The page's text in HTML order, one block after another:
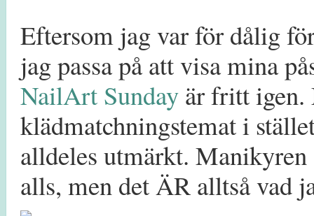
Eftersom jag var för dålig
jag passa på att visa mina
NailArt Sunday är fritt igen.
klädmatchningstemat i
alldeles utmärkt.
alls, men det ÄR alltså vad